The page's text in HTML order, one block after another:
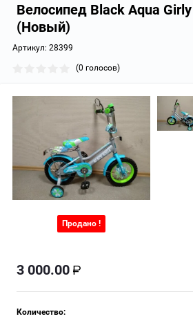
Велосипед Black Aqua
(Новый)
Артикул: 28399
(0 голосов)
Продано !
3 000.00
Количество: